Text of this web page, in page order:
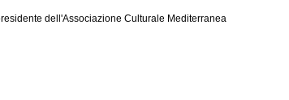
dell'Associazione Culturale Mediterranea